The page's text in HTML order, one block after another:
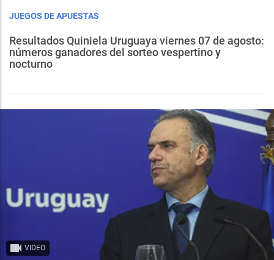
JUEGOS DE APUESTAS
Resultados Quiniela Uruguaya viernes 07 de agosto:
números ganadores del sorteo vespertino y
nocturno
VIDEO